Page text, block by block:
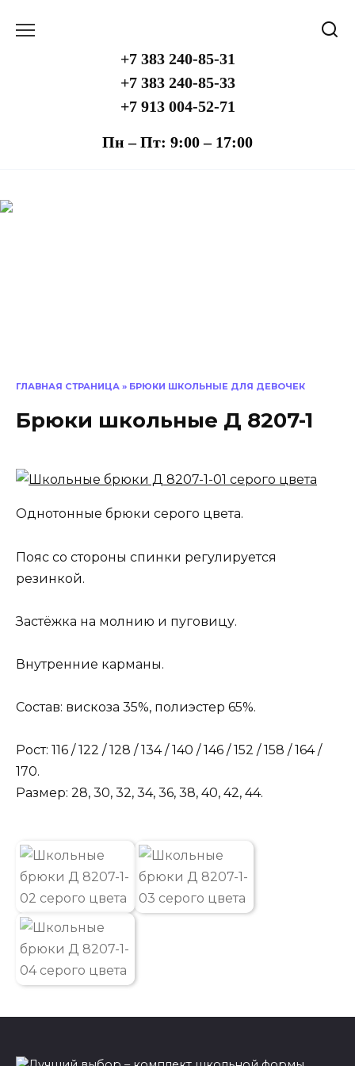
+7 383 240-85-31
+7 383 240-85-33
+7 913 004-52-71
Пн – Пт: 9:00 – 17:00
ГЛАВНАЯ СТРАНИЦА » БРЮКИ ШКОЛЬНЫЕ ДЛЯ ДЕВОЧЕК
Брюки школьные Д 8207-1
Однотонные брюки серого цвета.
Пояс со стороны спинки регулируется
резинкой.
Застёжка на молнию и пуговицу.
Внутренние карманы.
Состав: вискоза 35%, полиэстер 65%.
Рост: 116 / 122 / 128 / 134 / 140 / 146 / 152 / 158 / 164 /
170.
Размер: 28, 30, 32, 34, 36, 38, 40, 42, 44.